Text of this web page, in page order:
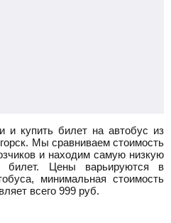
и купить билет на автобус из
Мы сравниваем стоимость
и находим самую низкую
Цены варьируются в
минимальная стоимость
всего 999 руб.